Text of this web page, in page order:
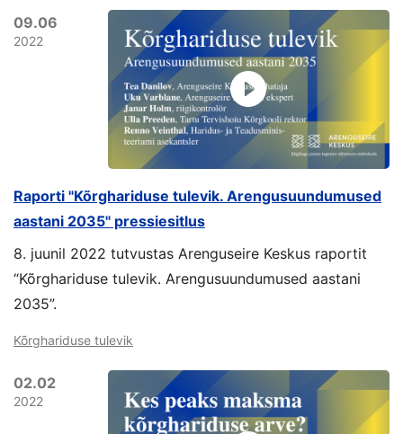
09.06
2022
Raporti "Kõrghariduse tulevik. Arengusuundumused
aastani 2035" pressiesitlus
8. juunil 2022 tutvustas Arenguseire Keskus raportit
“Kõrghariduse tulevik. Arengusuundumused aastani
2035”.
Kõrghariduse tulevik
02.02
2022